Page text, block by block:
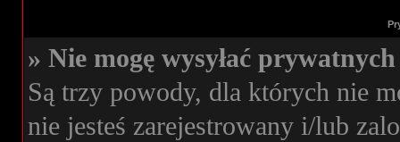
» Nie mogę wysyłać
Są trzy powody, dla których nie
nie jesteś zarejestrowany i/lub